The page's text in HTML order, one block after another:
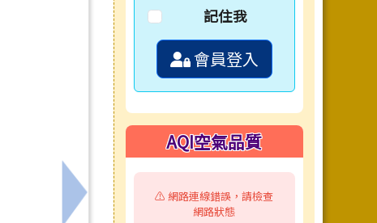
下一筆：國立臺灣大學生命教育研發育成中心
記住我
會員登入
AQI空氣品質
⚠️ 網路連線錯誤，請檢查
網路狀態